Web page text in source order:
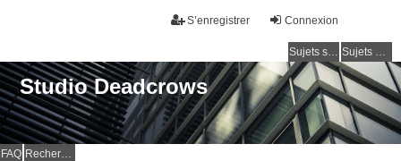
Connexion
S’enregistrer
Sujets sans réponse Sujets actifs
Studio Deadcrows
FAQ Rechercher